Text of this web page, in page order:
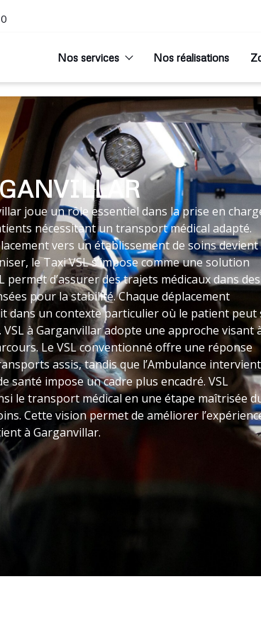
Nos services Nos réalisations
joue un rôle essentiel dans la prise en
nécessitant un transport médical adapté.
vers un établissement de soins devient
le Taxi VSL s’impose comme une solution
permet d’assurer des trajets médicaux dans des
pour la stabilité. Chaque déplacement
dans un contexte particulier où le patient peut
à Garganvillar adopte une approche visant
Le VSL conventionné offre une réponse
assis, tandis que l’Ambulance intervient
santé impose un cadre plus encadré. VSL
le transport médical en une étape maîtrisée
Cette vision permet de améliorer
à Garganvillar.